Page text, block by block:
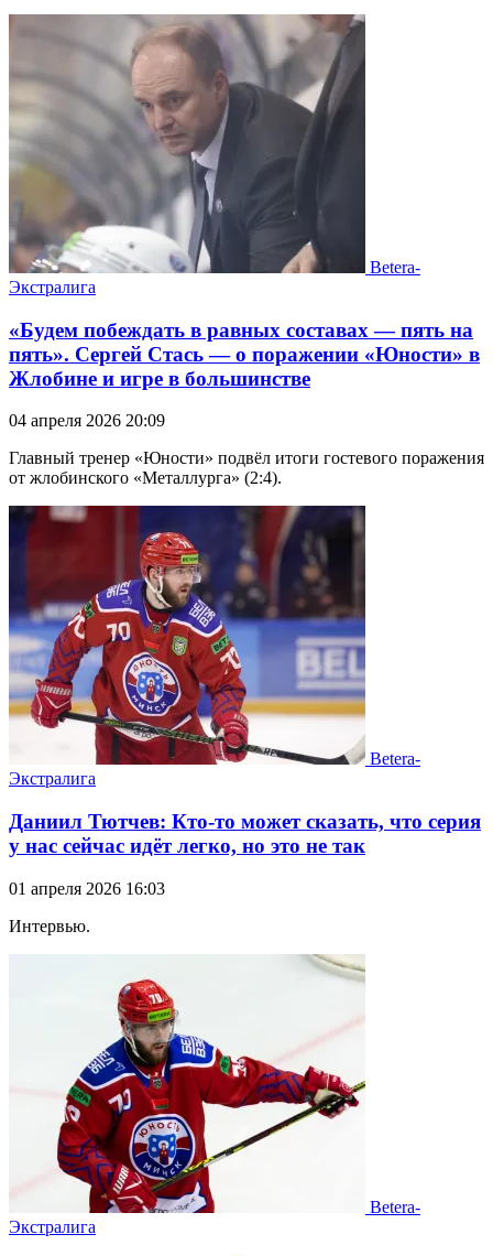
Betera-
Экстралига
«Будем побеждать в равных составах — пять на
пять». Сергей Стась — о поражении «Юности» в
Жлобине и игре в большинстве
04 апреля 2026 20:09
Главный тренер «Юности» подвёл итоги гостевого поражения
от жлобинского «Металлурга» (2:4).
Betera-
Экстралига
Даниил Тютчев: Кто-то может сказать, что серия
у нас сейчас идёт легко, но это не так
01 апреля 2026 16:03
Интервью.
Betera-
Экстралига